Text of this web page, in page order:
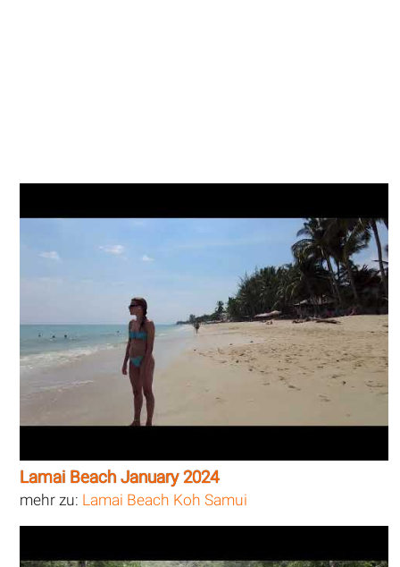
Lamai Beach January 2024
mehr zu: Lamai Beach Koh Samui